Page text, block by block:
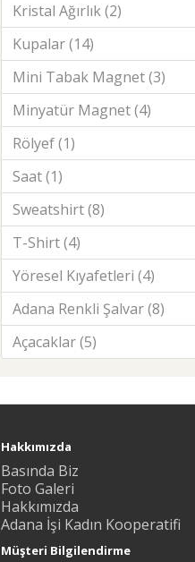
Kristal Ağırlık (2)
Kupalar (14)
Mini Tabak Magnet (3)
Minyatür Magnet (4)
Rölyef (1)
Saat (1)
Sweatshirt (8)
T-Shirt (4)
Yöresel Kıyafetleri (4)
Adana Renkli Şalvar (8)
Açacaklar (5)
Hakkımızda
Basında Biz
Foto Galeri
Hakkımızda
Adana İşi Kadın Kooperatifi
Müşteri Bilgilendirme